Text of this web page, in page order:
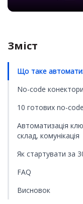
Зміст
Що таке
No-code конектори
10 готових no-code
Автоматизація
склад, комунікація
Як стартувати за
FAQ
Висновок